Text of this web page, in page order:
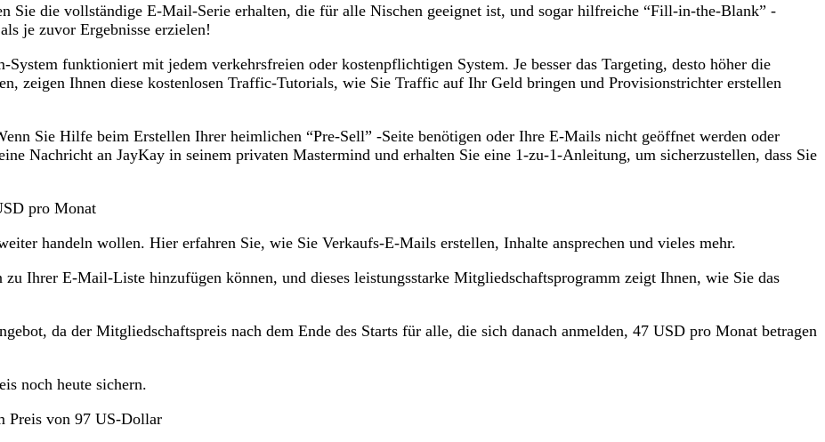
Sie die vollständige E-Mail-Serie erhalten, die für alle Nischen geeignet ist, und sogar hilfreiche “Fill-in-the-Blank” -
je zuvor Ergebnisse erzielen!
funktioniert mit jedem verkehrsfreien oder kostenpflichtigen System. Je besser das Targeting, desto höher die
zeigen Ihnen diese kostenlosen Traffic-Tutorials, wie Sie Traffic auf Ihr Geld bringen und Provisionstrichter erstellen
Sie Hilfe beim Erstellen Ihrer heimlichen “Pre-Sell” -Seite benötigen oder Ihre E-Mails nicht geöffnet werden oder
Nachricht an JayKay in seinem privaten Mastermind und erhalten Sie eine 1-zu-1-Anleitung, um sicherzustellen, dass Sie
pro Monat
handeln wollen. Hier erfahren Sie, wie Sie Verkaufs-E-Mails erstellen, Inhalte ansprechen und vieles mehr.
Ihrer E-Mail-Liste hinzufügen können, und dieses leistungsstarke Mitgliedschaftsprogramm zeigt Ihnen, wie Sie das
da der Mitgliedschaftspreis nach dem Ende des Starts für alle, die sich danach anmelden, 47 USD pro Monat betragen
noch heute sichern.
Preis von 97 US-Dollar